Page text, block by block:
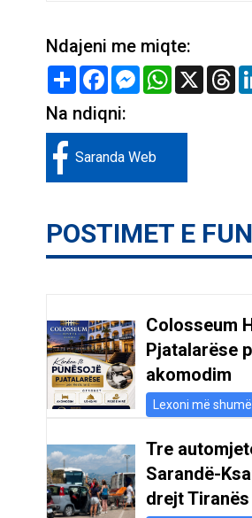
Ndajeni me miqte:
Share FacebookMessenger
WhatsApp
X
Na ndiqni:
Saranda Web
POSTIMET E
Colosseum
Pjatalarëse
akomodim
Lexoni më shumë
Tre
Sarandë-
drejt Tiranës